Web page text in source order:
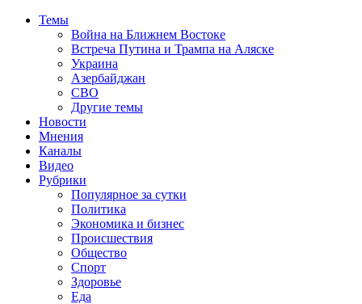
Темы
Война на Ближнем Востоке
Встреча Путина и Трампа на Аляске
Украина
Азербайджан
СВО
Другие темы
Новости
Мнения
Каналы
Видео
Рубрики
Популярное за сутки
Политика
Экономика и бизнес
Происшествия
Общество
Спорт
Здоровье
Еда